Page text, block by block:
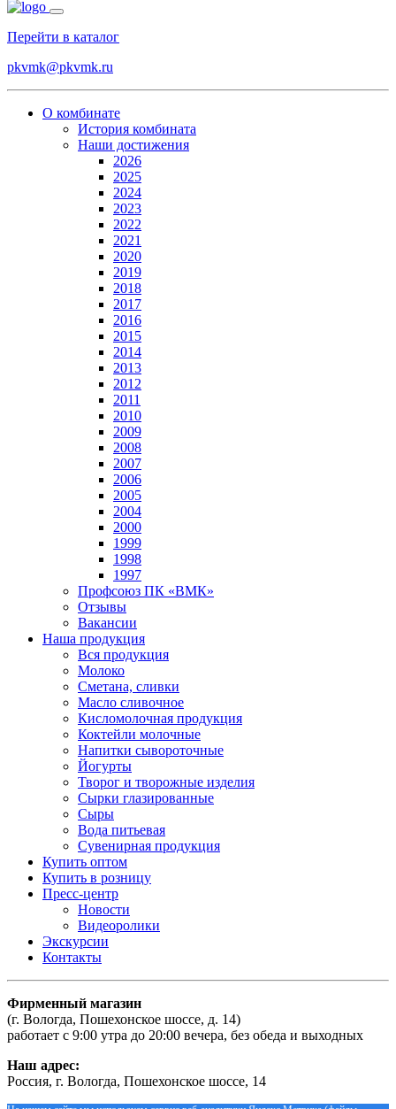
Перейти в каталог
pkvmk@pkvmk.ru
О комбинате
История комбината
Наши достижения
2026
2025
2024
2023
2022
2021
2020
2019
2018
2017
2016
2015
2014
2013
2012
2011
2010
2009
2008
2007
2006
2005
2004
2000
1999
1998
1997
Профсоюз ПК «ВМК»
Отзывы
Вакансии
Наша продукция
Вся продукция
Молоко
Сметана, сливки
Масло сливочное
Кисломолочная продукция
Коктейли молочные
Напитки сывороточные
Йогурты
Творог и творожные изделия
Сырки глазированные
Сыры
Вода питьевая
Сувенирная продукция
Купить оптом
Купить в розницу
Пресс-центр
Новости
Видеоролики
Экскурсии
Контакты
Фирменный магазин
(г. Вологда, Пошехонское шоссе, д. 14)
работает с 9:00 утра до 20:00 вечера, без обеда и выходных
Наш адрес:
Россия, г. Вологда, Пошехонское шоссе, 14